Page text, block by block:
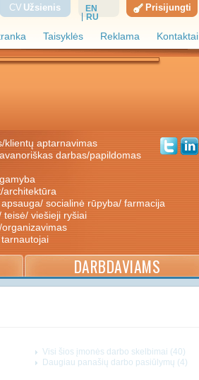
Taisyklės Reklama Kontaktai
CV Užsienis
EN
RU
Prisijungti
klientų aptarnavimas
architektūra
apsauga/ socialinė rūpyba/ farmacija
teisė/ viešieji ryšiai
organizavimas
tarnautojai
DARBDAVIAMS
Visi šios įmonės darbo skelbimai (40)
Daugiau panašių darbo pasiūlymų (4)